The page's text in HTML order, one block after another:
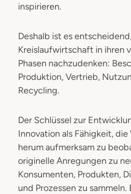
inspirieren.
Deshalb ist es
Kreislaufwirtschaft in ihren
Phasen nachzudenken:
Produktion, Vertrieb,
Recycling.
Der Schlüssel zur
Innovation als Fähigkeit, die
herum aufmerksam zu
originelle Anregungen zu
Konsumenten, Produkten,
und Prozessen zu